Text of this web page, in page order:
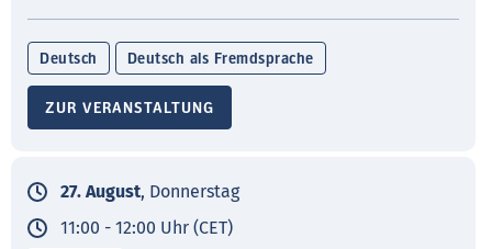
Deutsch Deutsch als Fremdsprache
ZUR VERANSTALTUNG
27. August, Donnerstag
11:00 - 12:00 Uhr (CET)